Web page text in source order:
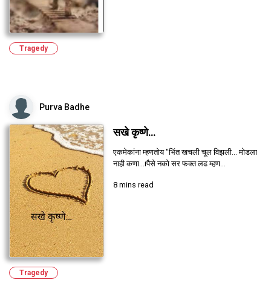
Tragedy
Purva Badhe
सखे कृष्णे…
एकमेकांना म्हणतोय "भिंत खचली चूल विझली… मोडला
नाही कणा…iपैसे नको सर फक्त लढ म्हण...
8 mins read
Tragedy